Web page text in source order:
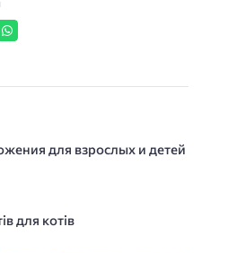
для взрослых и детей
для котів